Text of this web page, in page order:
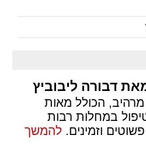
דבורה ליבוביץ
הכולל מאות
במחלות רבות
וזמינים. להמשך